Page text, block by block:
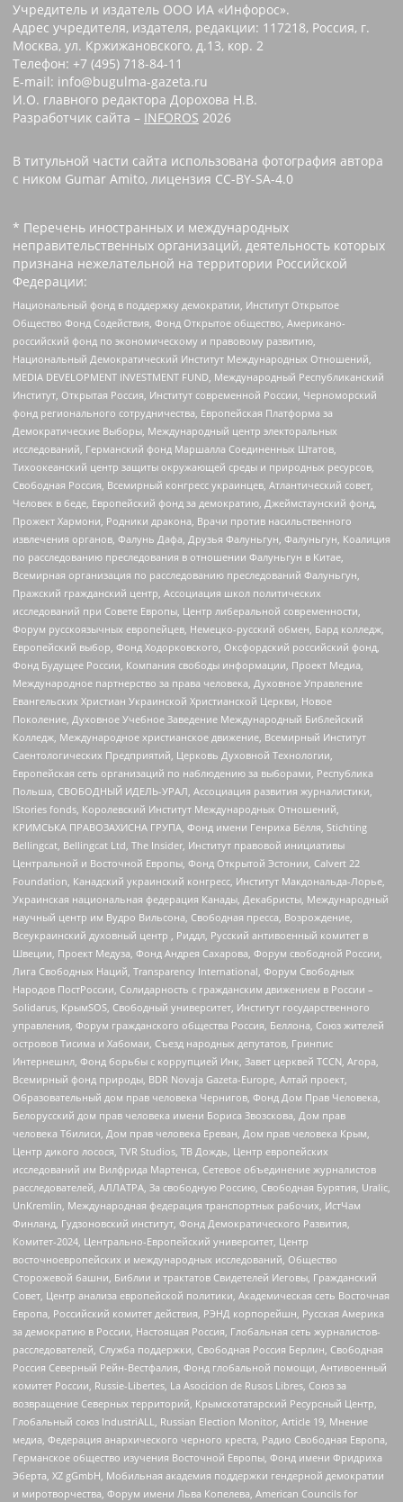
Учредитель и издатель ООО ИА «Инфорос».
Адрес учредителя, издателя, редакции: 117218, Россия, г.
Москва, ул. Кржижановского, д.13, кор. 2
Телефон: +7 (495) 718-84-11
E-mail: info@bugulma-gazeta.ru
И.О. главного редактора Дорохова Н.В.
Разработчик сайта – INFOROS 2026
В титульной части сайта использована фотография автора
с ником Gumar Amito, лицензия CC-BY-SA-4.0
* Перечень иностранных и международных
неправительственных организаций, деятельность которых
признана нежелательной на территории Российской
Федерации:
Национальный фонд в поддержку демократии, Институт Открытое
Общество Фонд Содействия, Фонд Открытое общество, Американо-
российский фонд по экономическому и правовому развитию,
Национальный Демократический Институт Международных Отношений,
MEDIA DEVELOPMENT INVESTMENT FUND, Международный Республиканский
Институт, Открытая Россия, Институт современной России, Черноморский
фонд регионального сотрудничества, Европейская Платформа за
Демократические Выборы, Международный центр электоральных
исследований, Германский фонд Маршалла Соединенных Штатов,
Тихоокеанский центр защиты окружающей среды и природных ресурсов,
Свободная Россия, Всемирный конгресс украинцев, Атлантический совет,
Человек в беде, Европейский фонд за демократию, Джеймстаунский фонд,
Прожект Хармони, Родники дракона, Врачи против насильственного
извлечения органов, Фалунь Дафа, Друзья Фалуньгун, Фалуньгун, Коалиция
по расследованию преследования в отношении Фалуньгун в Китае,
Всемирная организация по расследованию преследований Фалуньгун,
Пражский гражданский центр, Ассоциация школ политических
исследований при Совете Европы, Центр либеральной современности,
Форум русскоязычных европейцев, Немецко-русский обмен, Бард колледж,
Европейский выбор, Фонд Ходорковского, Оксфордский российский фонд,
Фонд Будущее России, Компания свободы информации, Проект Медиа,
Международное партнерство за права человека, Духовное Управление
Евангельских Христиан Украинской Христианской Церкви, Новое
Поколение, Духовное Учебное Заведение Международный Библейский
Колледж, Международное христианское движение, Всемирный Институт
Саентологических Предприятий, Церковь Духовной Технологии,
Европейская сеть организаций по наблюдению за выборами, Республика
Польша, СВОБОДНЫЙ ИДЕЛЬ-УРАЛ, Ассоциация развития журналистики,
IStories fonds, Королевский Институт Международных Отношений,
КРИМСЬКА ПРАВОЗАХИСНА ГРУПА, Фонд имени Генриха Бёлля, Stichting
Bellingcat, Bellingcat Ltd, The Insider, Институт правовой инициативы
Центральной и Восточной Европы, Фонд Открытой Эстонии, Calvert 22
Foundation, Канадский украинский конгресс, Институт Макдональда-Лорье,
Украинская национальная федерация Канады, Декабристы, Международный
научный центр им Вудро Вильсона, Свободная пресса, Возрождение,
Всеукраинский духовный центр , Риддл, Русский антивоенный комитет в
Швеции, Проект Медуза, Фонд Андрея Сахарова, Форум свободной России,
Лига Свободных Наций, Transparеncy International, Форум Свободных
Народов ПостРоссии, Солидарность с гражданским движением в России –
Solidarus, КрымSOS, Свободный университет, Институт государственного
управления, Форум гражданского общества Россия, Беллона, Союз жителей
островов Тисима и Хабомаи, Съезд народных депутатов, Гринпис
Интернешнл, Фонд борьбы с коррупцией Инк, Завет церквей TCCN, Агора,
Всемирный фонд природы, BDR Novaja Gazeta-Europe, Алтай проект,
Образовательный дом прав человека Чернигов, Фонд Дом Прав Человека,
Белорусский дом прав человека имени Бориса Звозскова, Дом прав
человека Тбилиси, Дом прав человека Ереван, Дом прав человека Крым,
Центр дикого лосося, TVR Studios, ТВ Дождь, Центр европейских
исследований им Вилфрида Мартенса, Сетевое объединение журналистов
расследователей, АЛЛАТРА, За свободную Россию, Свободная Бурятия, Uralic,
UnKremlin, Международная федерация транспортных рабочих, ИстЧам
Финланд, Гудзоновский институт, Фонд Демократического Развития,
Комитет-2024, Центрально-Европейский университет, Центр
восточноевропейских и международных исследований, Общество
Сторожевой башни, Библии и трактатов Свидетелей Иеговы, Гражданский
Совет, Центр анализа европейской политики, Академическая сеть Восточная
Европа, Российский комитет действия, РЭНД корпорейшн, Русская Америка
за демократию в России, Настоящая Россия, Глобальная сеть журналистов-
расследователей, Служба поддержки, Свободная Россия Берлин, Свободная
Россия Северный Рейн-Вестфалия, Фонд глобальной помощи, Антивоенный
комитет России, Russie-Libertes, La Asocicion de Rusos Libres, Союз за
возвращение Северных территорий, Крымскотатарский Ресурсный Центр,
Глобальный союз IndustriALL, Russian Election Monitor, Article 19, Мнение
медиа, Федерация анархического черного креста, Радио Свободная Европа,
Германское общество изучения Восточной Европы, Фонд имени Фридриха
Эберта, XZ gGmbH, Мобильная академия поддержки гендерной демократии
и миротворчества, Форум имени Льва Копелева, American Councils for